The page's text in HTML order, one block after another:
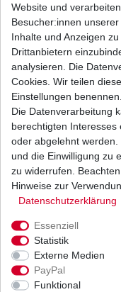
1
Website und
Besucher:innen
Inhalte und Anzeigen
Drittanbietern
analysieren. Die
Cookies. Wir teilen
Einstellungen benennen.
Die Datenverarbeitung
berechtigten
oder abgelehnt
und die Einwilligung zu
zu widerrufen.
Hinweise zur
Daten­schutz­erklärung
Essenziell
Statistik
Externe Medien
PayPal
Funktional